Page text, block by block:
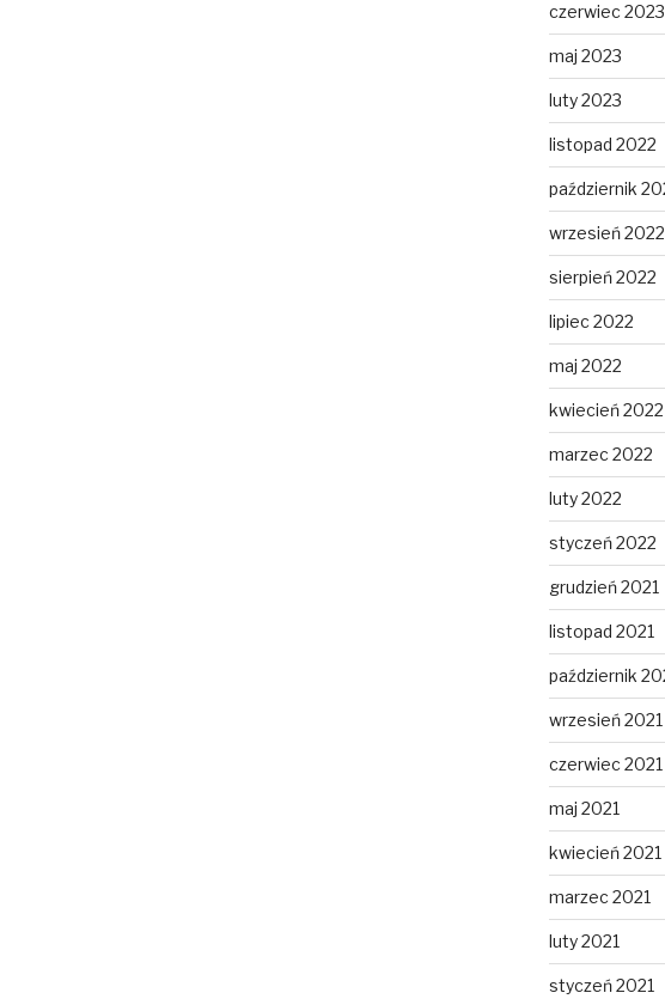
czerwiec 2023
maj 2023
luty 2023
listopad 2022
październik
wrzesień 2022
sierpień 2022
lipiec 2022
maj 2022
kwiecień 2022
marzec 2022
luty 2022
styczeń 2022
grudzień 2021
listopad 2021
październik
wrzesień 2021
czerwiec 2021
maj 2021
kwiecień 2021
marzec 2021
luty 2021
styczeń 2021